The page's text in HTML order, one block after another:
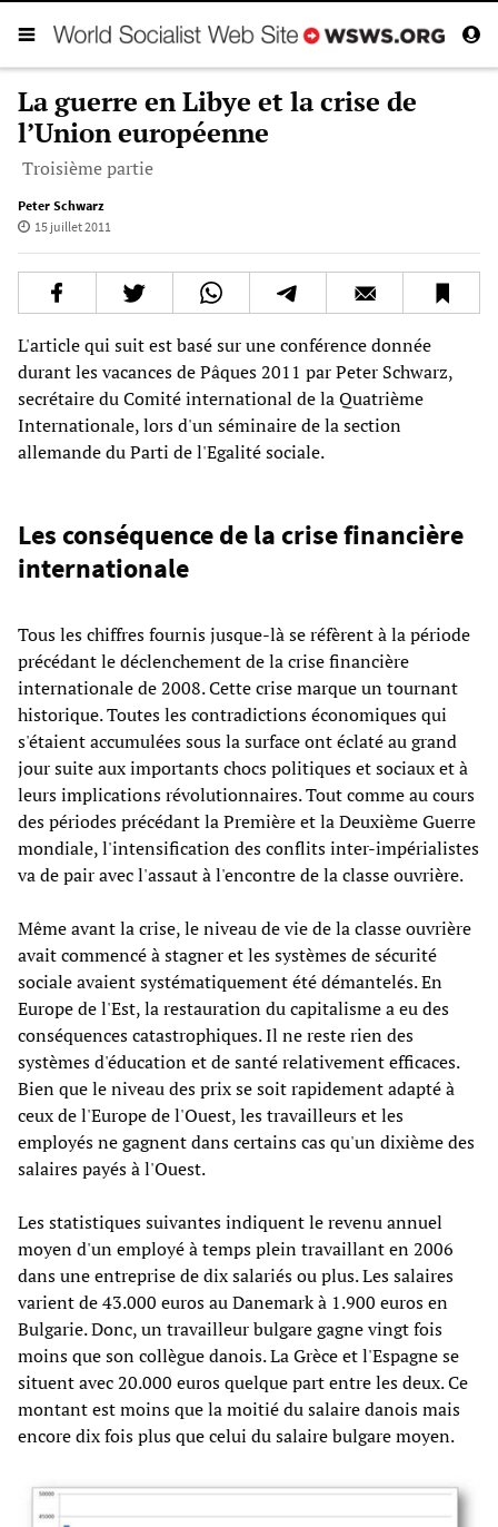
La guerre en Libye et la crise de
l’Union européenne
Troisième partie
Peter Schwarz
15 juillet 2011
L'article qui suit est basé sur une conférence donnée
durant les vacances de Pâques 2011 par Peter Schwarz,
secrétaire du Comité international de la Quatrième
Internationale, lors d'un séminaire de la section
allemande du Parti de l'Egalité sociale.
Les conséquence de la crise financière
internationale
Tous les chiffres fournis jusque-là se réfèrent à la période
précédant le déclenchement de la crise financière
internationale de 2008. Cette crise marque un tournant
historique. Toutes les contradictions économiques qui
s'étaient accumulées sous la surface ont éclaté au grand
jour suite aux importants chocs politiques et sociaux et à
leurs implications révolutionnaires. Tout comme au cours
des périodes précédant la Première et la Deuxième Guerre
mondiale, l'intensification des conflits inter-impérialistes
va de pair avec l'assaut à l'encontre de la classe ouvrière.
Même avant la crise, le niveau de vie de la classe ouvrière
avait commencé à stagner et les systèmes de sécurité
sociale avaient systématiquement été démantelés. En
Europe de l'Est, la restauration du capitalisme a eu des
conséquences catastrophiques. Il ne reste rien des
systèmes d'éducation et de santé relativement efficaces.
Bien que le niveau des prix se soit rapidement adapté à
ceux de l'Europe de l'Ouest, les travailleurs et les
employés ne gagnent dans certains cas qu'un dixième des
salaires payés à l'Ouest.
Les statistiques suivantes indiquent le revenu annuel
moyen d'un employé à temps plein travaillant en 2006
dans une entreprise de dix salariés ou plus. Les salaires
varient de 43.000 euros au Danemark à 1.900 euros en
Bulgarie. Donc, un travailleur bulgare gagne vingt fois
moins que son collègue danois. La Grèce et l'Espagne se
situent avec 20.000 euros quelque part entre les deux. Ce
montant est moins que la moitié du salaire danois mais
encore dix fois plus que celui du salaire bulgare moyen.